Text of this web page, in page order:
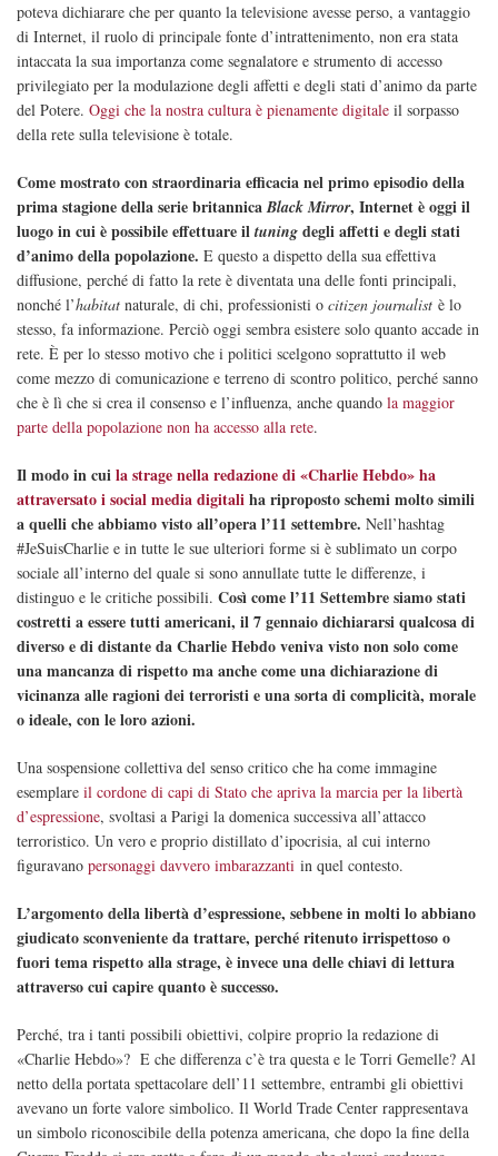
poteva dichiarare che per quanto la televisione avesse perso, a vantaggio
di Internet, il ruolo di principale fonte d’intrattenimento, non era stata
intaccata la sua importanza come segnalatore e strumento di accesso
privilegiato per la modulazione degli affetti e degli stati d’animo da parte
del Potere. Oggi che la nostra cultura è pienamente digitale il sorpasso
della rete sulla televisione è totale.
Come mostrato con straordinaria efficacia nel primo episodio della
prima stagione della serie britannicaBlack Mirror, Internet è oggi il
luogo in cui è possibile effettuare il tuning degli affetti e degli stati
d’animo della popolazione. E questo a dispetto della sua effettiva
diffusione, perché di fatto la rete è diventata una delle fonti principali,
nonché l’habitat naturale, di chi, professionisti o citizen journalist è lo
stesso, fa informazione. Perciò oggi sembra esistere solo quanto accade in
rete. È per lo stesso motivo che i politici scelgono soprattutto il web
come mezzo di comunicazione e terreno di scontro politico, perché sanno
che è lì che si crea il consenso e l’influenza, anche quando la maggior
parte della popolazione non ha accesso alla rete.
Il modo in cuila strage nella redazione di «Charlie Hebdo» ha
attraversato i social media digitaliha riproposto schemi molto simili
a quelli che abbiamo visto all’opera l’11 settembre. Nell’hashtag
#JeSuisCharlie e in tutte le sue ulteriori forme si è sublimato un corpo
sociale all’interno del quale si sono annullate tutte le differenze, i
distinguo e le critiche possibili. Così come l’11 Settembre siamo stati
costretti a essere tutti americani, il 7 gennaio dichiararsi qualcosa di
diverso e di distante da Charlie Hebdo veniva visto non solo come
una mancanza di rispetto ma anche come una dichiarazione di
vicinanza alle ragioni dei terroristi e una sorta di complicità, morale
o ideale, con le loro azioni.
Una sospensione collettiva del senso critico che ha come immagine
esemplare il cordone di capi di Stato che apriva la marcia per la libertà
d’espressione, svoltasi a Parigi la domenica successiva all’attacco
terroristico. Un vero e proprio distillato d’ipocrisia, al cui interno
figuravano personaggi davvero imbarazzanti in quel contesto.
L’argomento della libertà d’espressione, sebbene in molti lo abbiano
giudicato sconveniente da trattare, perché ritenuto irrispettoso o
fuori tema rispetto alla strage, è invece una delle chiavi di lettura
attraverso cui capire quanto è successo.
Perché, tra i tanti possibili obiettivi, colpire proprio la redazione di
«Charlie Hebdo»? E che differenza c’è tra questa e le Torri Gemelle? Al
netto della portata spettacolare dell’11 settembre, entrambi gli obiettivi
avevano un forte valore simbolico. Il World Trade Center rappresentava
un simbolo riconoscibile della potenza americana, che dopo la fine della